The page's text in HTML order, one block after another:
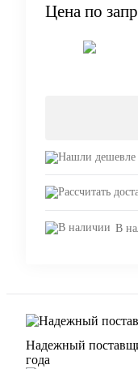
Цена по
В
Надежный
года